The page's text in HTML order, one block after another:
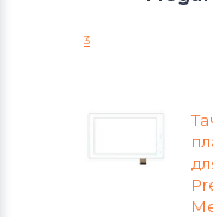
Тачскрины
Тачскрины
Login 2 MT3A
3